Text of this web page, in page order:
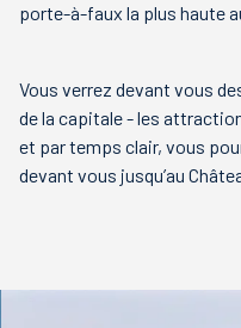
porte-à-faux la plus haute
Vous verrez devant vous
de la capitale - les
et par temps clair, vous
devant vous jusqu’au